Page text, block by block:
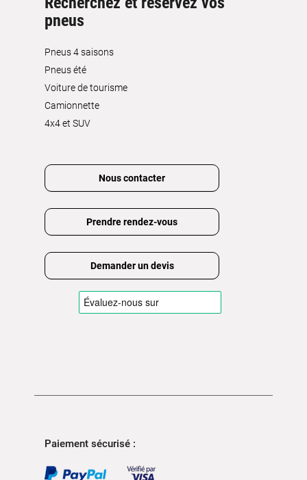
pneus
Pneus 4 saisons
Pneus été
Voiture de tourisme
Camionnette
4x4 et SUV
Nous contacter
Prendre rendez-vous
Demander un devis
Paiement sécurisé :